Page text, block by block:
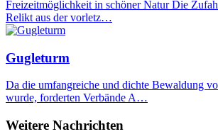
Freizeitmöglichkeit in schöner Natur Die
Relikt aus der vorletz…
Gugleturm
Da die umfangreiche und dichte Bewaldung
wurde, forderten Verbände A…
Weitere Nachrichten